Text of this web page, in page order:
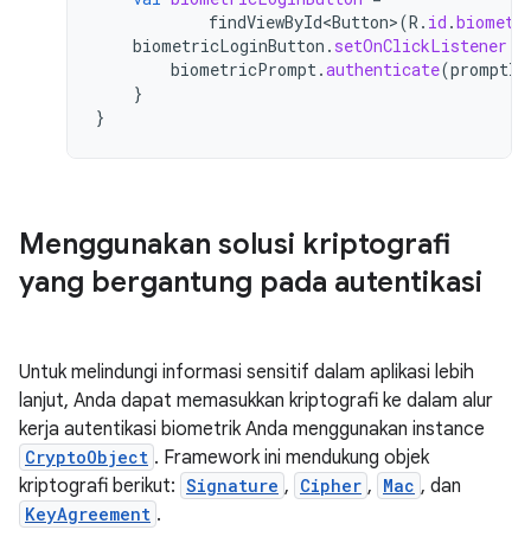
findViewById<Button>(R . id .
biometricLoginButton . setOnClickListener
biometricPrompt.authenticate(
}
}
Menggunakan solusi kriptografi
yang bergantung pada autentikasi
Untuk melindungi informasi sensitif dalam aplikasi lebih
lanjut, Anda dapat memasukkan kriptografi ke dalam alur
kerja autentikasi biometrik Anda menggunakan instance
CryptoObject . Framework ini mendukung objek
kriptografi berikut: Signature , Cipher , Mac , dan
KeyAgreement .